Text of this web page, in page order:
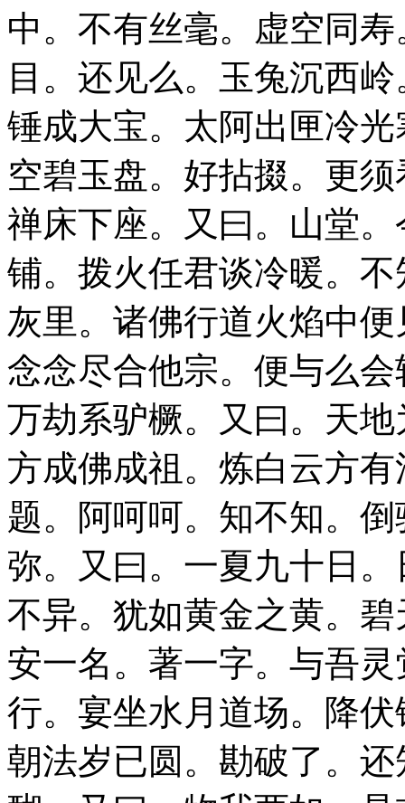
中。不有丝毫。虚空同
目。还见么。玉兔沉西
锤成大宝。太阿出匣冷
空碧玉盘。好拈掇。更
禅床下座。又曰。山堂
铺。拨火任君谈冷暖。
灰里。诸佛行道火焰中
念念尽合他宗。便与么
万劫系驴橛。又曰。天
方成佛成祖。炼白云方
题。阿呵呵。知不知。
弥。又曰。一夏九十日
不异。犹如黄金之黄。
安一名。著一字。与吾
行。宴坐水月道场。降
朝法岁已圆。勘破了。